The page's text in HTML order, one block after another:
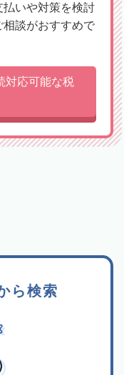
いや対策を検討
相談がおすすめで
対応可能な税
ら検索